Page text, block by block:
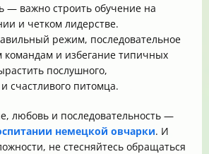
— важно строить обучение на
и четком лидерстве.
режим, последовательное
командам и избегание типичных
послушного,
счастливого питомца.
любовь и последовательность —
немецкой овчарки. И
не стесняйтесь обращаться